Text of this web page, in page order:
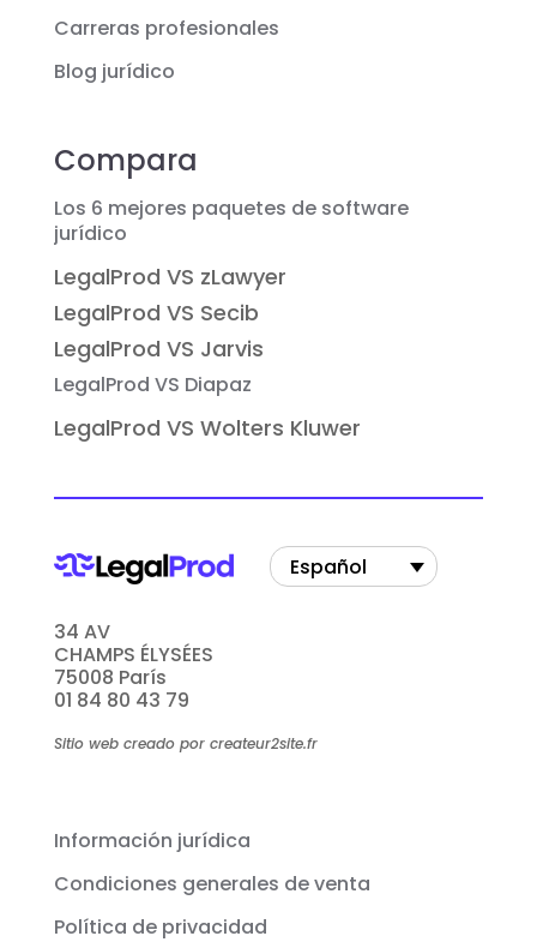
Carreras profesionales
Blog jurídico
Compara
Los 6 mejores paquetes de software
jurídico
LegalProd VS zLawyer
LegalProd VS Secib
LegalProd VS Jarvis
LegalProd VS Diapaz
LegalProd VS Wolters Kluwer
34 AV
CHAMPS ÉLYSÉES
75008 París
01 84 80 43 79
Sitio web creado por createur2site.fr
Español
Información jurídica
Condiciones generales de venta
Política de privacidad